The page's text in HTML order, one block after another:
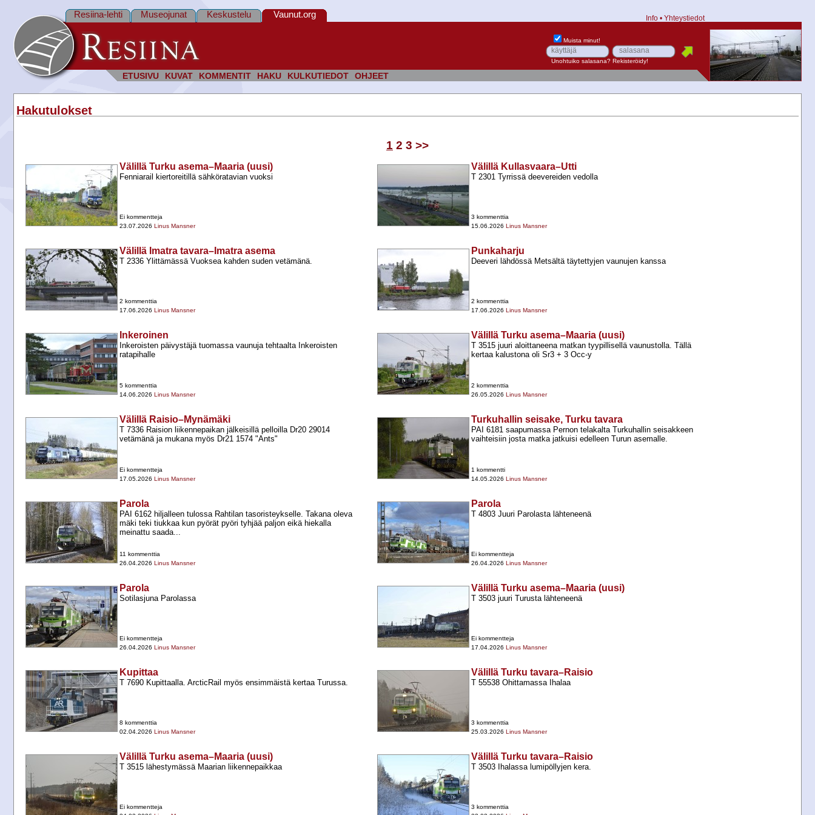
ETUSIVU KUVAT KOMMENTIT HAKU KULKUTIEDOT OHJEET
Resiina-lehti Museojunat Keskustelu Vaunut.org Info • Yhteystiedot
Muista minut!
Unohtuiko salasana? Rekisteröidy!
Hakutulokset
1 2 3 >>
Välillä Turku asema–Maaria (uusi)
Fenniarail kiertoreitillä sähköratavian vuoksi
Ei kommentteja
23.07.2026 Linus Mansner
Välillä Kullasvaara–Utti
T 2301 Tyrrissä deevereiden vedolla
3 kommenttia
15.06.2026 Linus Mansner
Välillä Imatra tavara–Imatra asema
T 2336 Ylittämässä Vuoksea kahden suden vetämänä.
2 kommenttia
17.06.2026 Linus Mansner
Punkaharju
Deeveri lähdössä Metsältä täytettyjen vaunujen kanssa
2 kommenttia
17.06.2026 Linus Mansner
Inkeroinen
Inkeroisten päivystäjä tuomassa vaunuja tehtaalta Inkeroisten
ratapihalle
5 kommenttia
14.06.2026 Linus Mansner
Välillä Turku asema–Maaria (uusi)
T 3515 juuri aloittaneena matkan tyypillisellä vaunustolla. Tällä
kertaa kalustona oli Sr3 +​ 3 Occ-​y
2 kommenttia
26.05.2026 Linus Mansner
Välillä Raisio–Mynämäki
T 7336 Raision liikennepaikan jälkeisillä pelloilla Dr20 29014
vetämänä ja mukana myös Dr21 1574 "Ants"
Ei kommentteja
17.05.2026 Linus Mansner
Turkuhallin seisake, Turku tavara
PAI 6181 saapumassa Pernon telakalta Turkuhallin seisakkeen
vaihteisiin josta matka jatkuisi edelleen Turun asemalle.
1 kommentti
14.05.2026 Linus Mansner
Parola
PAI 6162 hiljalleen tulossa Rahtilan tasoristeykselle. Takana oleva
mäki teki tiukkaa kun pyörät pyöri tyhjää paljon eikä hiekalla
meinattu saada...
11 kommenttia
26.04.2026 Linus Mansner
Parola
T 4803 Juuri Parolasta lähteneenä
Ei kommentteja
26.04.2026 Linus Mansner
Parola
Sotilasjuna Parolassa
Ei kommentteja
26.04.2026 Linus Mansner
Välillä Turku asema–Maaria (uusi)
T 3503 juuri Turusta lähteneenä
Ei kommentteja
17.04.2026 Linus Mansner
Kupittaa
T 7690 Kupittaalla. ArcticRail myös ensimmäistä kertaa Turussa.
8 kommenttia
02.04.2026 Linus Mansner
Välillä Turku tavara–Raisio
T 55538 Ohittamassa Ihalaa
3 kommenttia
25.03.2026 Linus Mansner
Välillä Turku asema–Maaria (uusi)
T 3515 lähestymässä Maarian liikennepaikkaa
Ei kommentteja
Välillä Turku tavara–Raisio
T 3503 Ihalassa lumipöllyjen kera.
3 kommenttia